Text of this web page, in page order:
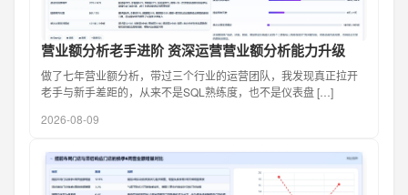
营业额分析老手进阶 资深运营营业额分析能力升级
做了七年营业额分析，带过三个行业的运营团队，我发现真正拉开
老手与新手差距的，从来不是SQL熟练度，也不是仪表盘 […]
2026-08-09